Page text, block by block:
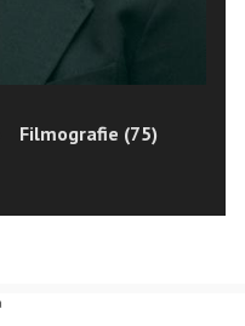
Filmografie (75)